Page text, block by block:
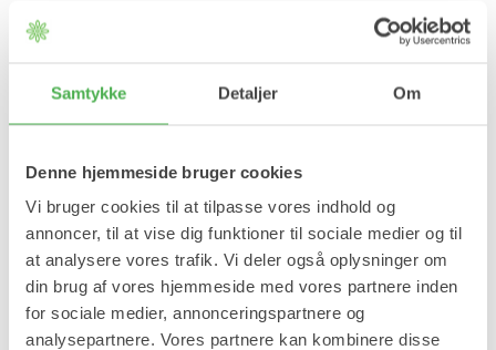
Samtykke Detaljer Om
Denne hjemmeside bruger cookies
Vi bruger cookies til at tilpasse vores indhold og
annoncer, til at vise dig funktioner til sociale medier og til
at analysere vores trafik. Vi deler også oplysninger om
din brug af vores hjemmeside med vores partnere inden
for sociale medier, annonceringspartnere og
analysepartnere. Vores partnere kan kombinere disse
Se mere
Mest sælgende i denne kategori
BESTSELLER